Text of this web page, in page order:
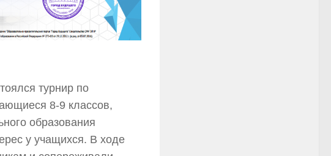
турнир по
8-9 классов,
образования
у учащихся. В ходе